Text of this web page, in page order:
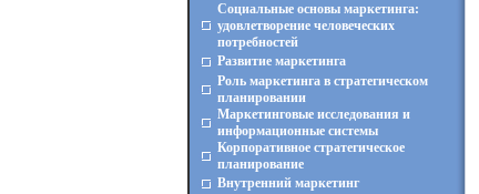
Социальные основы маркетинга:
удовлетворение человеческих
потребностей
Развитие маркетинга
Роль маркетинга в стратегическом
планировании
Маркетинговые исследования и
информационные системы
Корпоративное стратегическое
планирование
Внутренний маркетинг